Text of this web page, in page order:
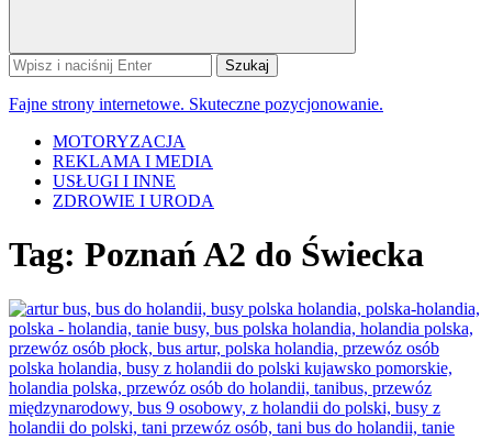
Szukaj:
Fajne strony internetowe. Skuteczne pozycjonowanie.
MOTORYZACJA
REKLAMA I MEDIA
USŁUGI I INNE
ZDROWIE I URODA
Tag: Poznań A2 do Świecka